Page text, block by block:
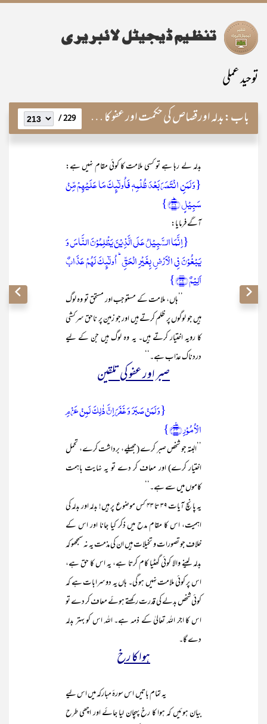
توحید عملی
باب:بدلہ اور قصاص کی حکمت اور عفو کا موقع و محل 229 /
بدلہ لے رہا ہے تو کسی ملامت کا کوئی مقام نہیں ہے:
{وَ لَمَنِ انۡتَصَرَ بَعۡدَ ظُلۡمِہٖ فَاُولٰٓئِکَ مَا عَلَیۡہِمۡ مِّنۡ
سَبِیۡلٍ ﴿ؕ۴۱﴾}
آگے فرمایا:
{اِنَّمَا السَّبِیۡلُ عَلَی الَّذِیۡنَ یَظۡلِمُوۡنَ النَّاسَ وَ
یَبۡغُوۡنَ فِی الۡاَرۡضِ بِغَیۡرِ الۡحَقِّ ؕ اُولٰٓئِکَ لَہُمۡ عَذَابٌ
اَلِیۡمٌ ﴿۴۲﴾}
’’ہاں، ملامت کے مستوجب اور مستحق تو وہ لوگ
ہیں جو لوگوں پر ظلم کرتے ہیں اور جو زمین پر ناحق سرکشی
کا رویہ اختیار کرتے ہیں۔ یہ وہ لوگ ہیں جن کے لیے
دردناک عذاب ہے۔‘‘
صبر اور عفو کی تلقین
{وَ لَمَنۡ صَبَرَ وَ غَفَرَ اِنَّ ذٰلِکَ لَمِنۡ عَزۡمِ
الۡاُمُوۡرِ ﴿٪۴۳﴾}
’’البتہ جو شخص صبر کرے (جھیلے، برداشت کرے، تحمل
اختیار کرے) اور معاف کر دے تو یہ نہایت باہمت
کاموں میں سے ہے۔‘‘
یہ پانچ آیات ۳۹ تا ۴۳ کس موضوع پر ہیں! بدلہ اور بدلہ کی
اہمیت، اس کا مقام مدح میں ذکر کیا جانا اور اس کے
خلاف جو تصورات و تخیلات ہیں ان کی مذمت یہ نہ سمجھو کہ
بدلہ لینے والا کوئی گھٹیا کام کرتا ہے، یہ اس کا حق ہے،
اس پر کوئی ملامت نہیں ہو گی۔ ہاں یہ دوسرابات ہے کہ
کوئی شخص بدلے کی قدرت رکھتے ہوئے معاف کر دے تو
اس کا اجر اللہ تعالیٰ کے ذمہ ہے۔ اللہ اس کو بہتر بدلہ
دے گا۔
ہوا کا رخ
یہ تمام باتیں اس سورۂ مبارکہ میں اس لیے
بیان ہوئیں کہ ہوا کا رخ پہچان لیا جائے اور اچھی طرح